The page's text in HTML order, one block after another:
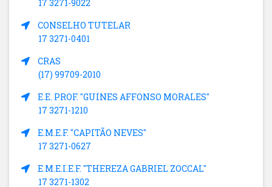
17 3271-9022
CONSELHO TUTELAR
17 3271-0401
CRAS
(17) 99709-2010
E.E. PROF. "GUINES AFFONSO MORALES"
17 3271-1210
E.M.E.F. "CAPITÃO NEVES"
17 3271-0627
E.M.E.I.E.F. "THEREZA GABRIEL ZOCCAL"
17 3271-1302